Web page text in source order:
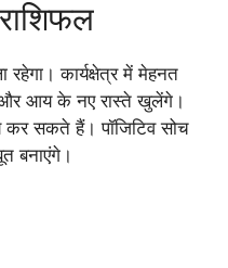
कार्यक्षेत्र में मेहनत
और आय के नए रास्ते खुलेंगे।
कर सकते हैं। पॉजिटिव सोच
बनाएंगे।